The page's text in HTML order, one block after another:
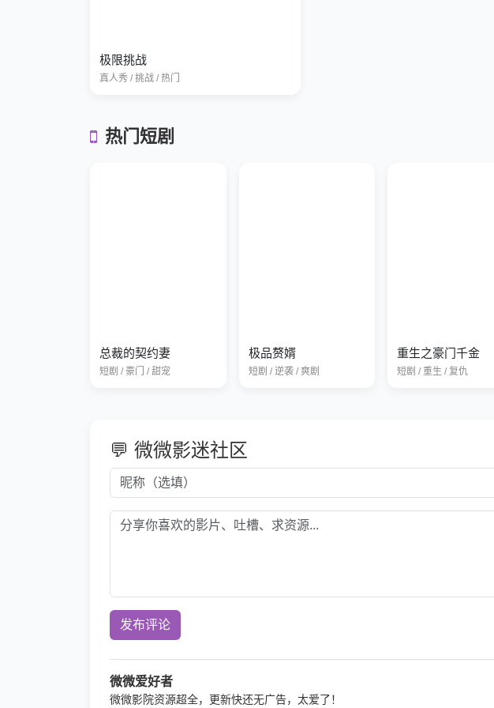
极限挑战
真人秀 / 挑战 / 热门
热门短剧
总裁的契约妻
短剧 / 豪门 / 甜宠
极品赘婿
短剧 / 逆袭 / 爽剧
重生之豪门千金
短剧 / 重生 / 复仇
💬 微微影迷社区
发布评论
微微爱好者
微微影院资源超全，更新快还无广告，太爱了！